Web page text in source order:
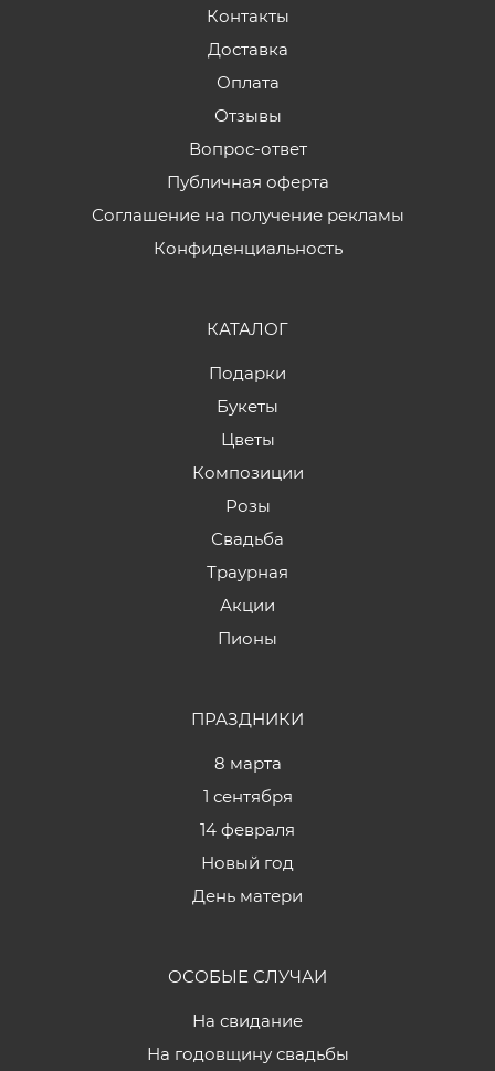
Контакты
Доставка
Оплата
Отзывы
Вопрос-ответ
Публичная оферта
Соглашение на получение рекламы
Конфиденциальность
КАТАЛОГ
Подарки
Букеты
Цветы
Композиции
Розы
Свадьба
Траурная
Акции
Пионы
ПРАЗДНИКИ
8 марта
1 сентября
14 февраля
Новый год
День матери
ОСОБЫЕ СЛУЧАИ
На свидание
На годовщину свадьбы